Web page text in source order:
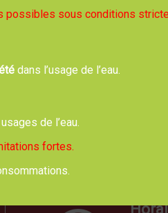
de Beaulon
possibles sous conditions
dans l’usage de l’eau.
de l’eau.
fortes.